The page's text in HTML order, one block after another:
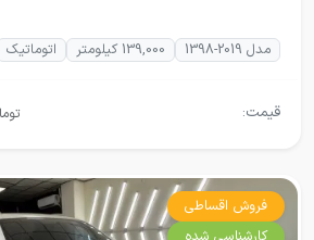
مدل 2019-1398 139,000 کیلومتر اتوماتیک
قیمت:
فروش اقساطی